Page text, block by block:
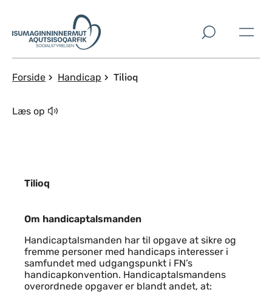
Spring til indholdssektion
Forside Handicap Tilioq
Læs op
Tilioq
Indhold
Om handicaptalsmanden
Handicaptalsmanden har til opgave at sikre og
fremme personer med handicaps interesser i
samfundet med udgangspunkt i FN’s
handicapkonvention. Handicaptalsmandens
overordnede opgaver er blandt andet, at: